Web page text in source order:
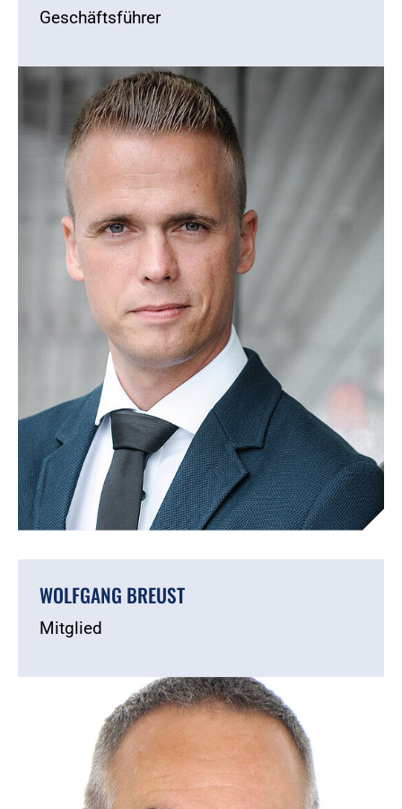
Geschäftsführer
WOLFGANG BREUST
Mitglied